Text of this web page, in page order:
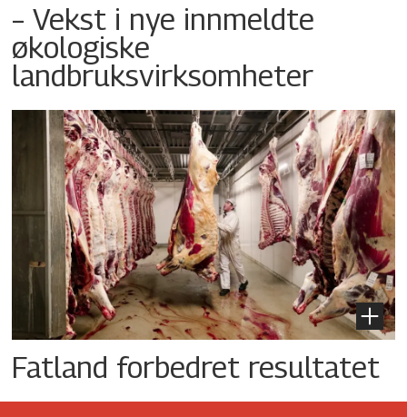
– Vekst i nye innmeldte
økologiske
landbruksvirksomheter
Fatland forbedret resultatet